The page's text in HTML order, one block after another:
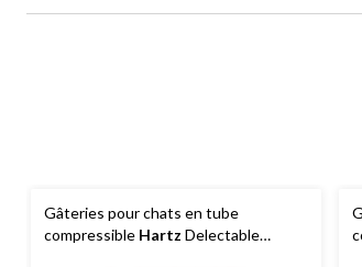
Gâteries pour chats en tube
compressible Hartz Delectable